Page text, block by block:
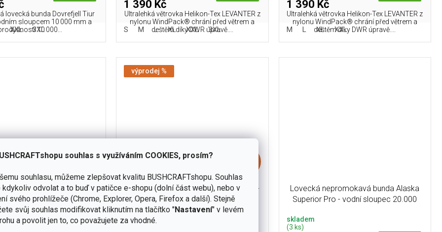
souhlas s využíváním COOKIES, prosím?
souhlasu, můžeme zlepšovat kvalitu BUSHCRAFTshopu. Souhlas
kdykoliv odvolat a to buď v patičce e-shopu (dolní část webu), nebo v
svého prohlížeče (Chrome, Explorer, Opera, Firefox a další). Stejně
svůj souhlas modifikovat kliknutím na tlačítko "Nastavení" v levém
a povolit jen to, co považujete za vhodné.
lovecká bunda Dovrefjell Tiur
sloupcem 10 000 mm a
10 000...
XXL 3XL
1 390 Kč
Ultralehká větrovka Helikon-Tex LEVANTER z
nylonu WindPack® chrání před větrem a
deštěm díky DWR úpravě....
S M L XL XXL 3XL
1 390 Kč
Ultralehká větrovka Helikon-Tex LEVANTER z
nylonu WindPack® chrání před větrem a
deštěm díky DWR úpravě....
M L XL XXL
Tex Alpha Tactical
Fleece - Black
výprodej %
Kapuce BUFFALO SYSTEMS DP Hood -
Olive Green
skladem -
doprodej
Lovecká nepromokavá bunda Alaska
Superior Pro - vodní sloupec 20.000
skladem
(3 ks)